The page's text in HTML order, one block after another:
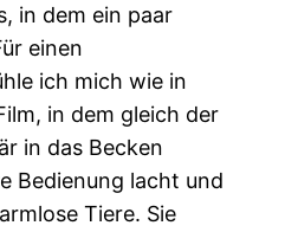
in dem ein paar
einen
ich mich wie in
in dem gleich der
in das Becken
Bedienung lacht und
Tiere. Sie